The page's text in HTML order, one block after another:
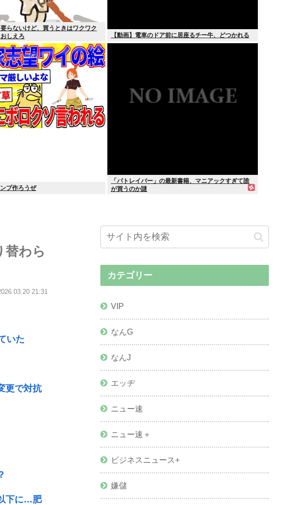
らないけど、買うときはワクワク
しえろ
【動画】電車のドア前に居座るチー牛、どつかれる
プ作ろうぜ
「パトレイバー」の最新書籍、マニアックすぎて誰
が買うのか謎
替わら
21:31
いた
更で対抗
下に…肥
カテゴリー
VIP
なんG
なんJ
エッヂ
ニュー速
ニュー速＋
ビジネスニュース+
嫌儲